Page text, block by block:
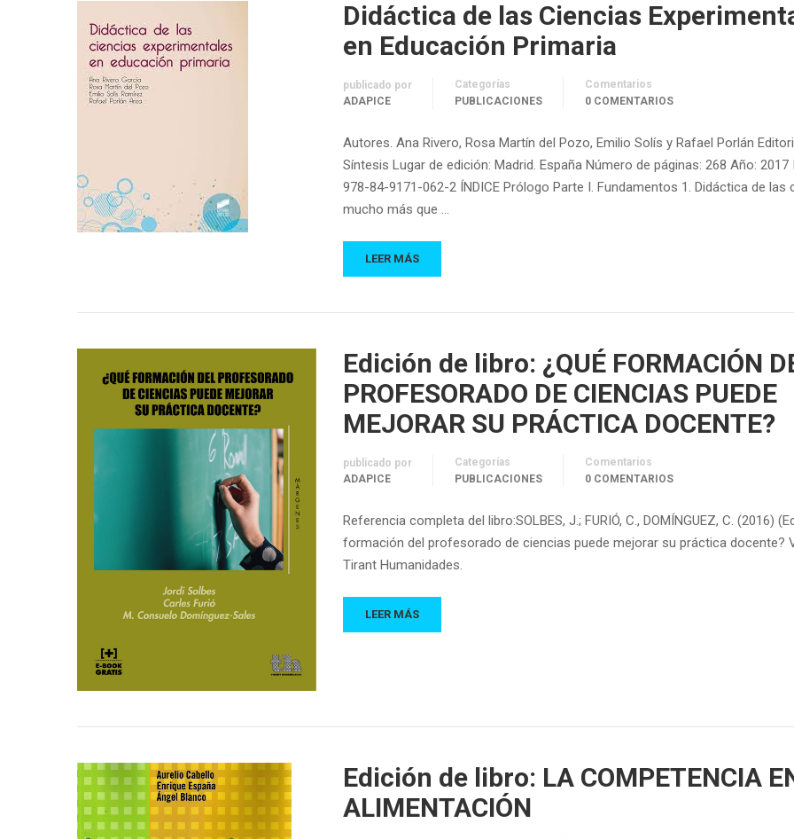
Didáctica de las Ciencias
en Educación Primaria
publicado por
ADAPICE
Categorías
PUBLICACIONES
Comentarios
0 COMENTARIOS
Autores. Ana Rivero, Rosa Martín del Pozo, Emilio Solís y Rafael Porlán
Síntesis Lugar de edición: Madrid. España Número de páginas: 268 Año: 2017
978-84-9171-062-2 ÍNDICE Prólogo Parte I. Fundamentos 1. Didáctica de las
mucho más que …
LEER MÁS
Edición de libro: ¿QUÉ FORMACIÓN
PROFESORADO DE CIENCIAS PUEDE
MEJORAR SU PRÁCTICA DOCENTE?
publicado por
ADAPICE
Categorías
PUBLICACIONES
Comentarios
0 COMENTARIOS
Referencia completa del libro:SOLBES, J.; FURIÓ, C., DOMÍNGUEZ, C. (2016)
formación del profesorado de ciencias puede mejorar su práctica docente?
Tirant Humanidades.
LEER MÁS
Edición de libro: LA COMPETENCIA
ALIMENTACIÓN